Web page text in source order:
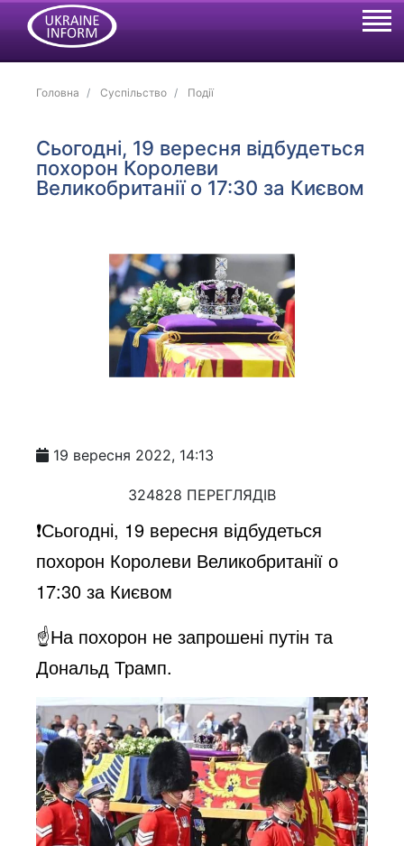
Головна Суспільство Події
Сьогодні, 19 вересня відбудеться
похорон Королеви
Великобританії о 17:30 за Києвом
19 вересня 2022, 14:13
324828 ПЕРЕГЛЯДІВ
❗️Сьогодні, 19 вересня відбудеться
похорон Королеви Великобританії о
17:30 за Києвом
☝️На похорон не запрошені путін та
Дональд Трамп.